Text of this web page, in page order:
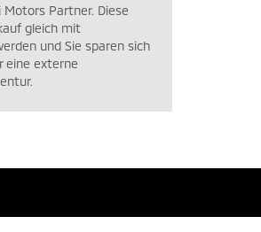
Partner. Diese
gleich mit
und Sie sparen sich
eine externe